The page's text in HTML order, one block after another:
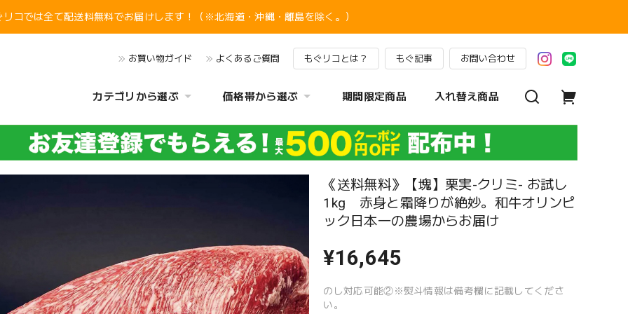
リコでは全て配送料無料でお届けします！（※北海道・沖縄・離島を除く。）
お買い物ガイド よくあるご質問 もぐリコとは？ もぐ記事 お問い合わせ
カテゴリから選ぶ 価格帯から選ぶ 期間限定商品 入れ替え商品
《送料無料》【塊】栗実-クリミ- お試し
1kg 赤身と霜降りが絶妙。和牛オリンピ
ック日本一の農場からお届け
¥16,645
のし対応可能②※熨斗情報は備考欄に記載してくださ
い。